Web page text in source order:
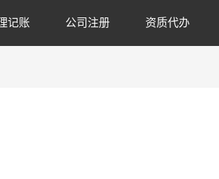
记账 公司注册 资质代办